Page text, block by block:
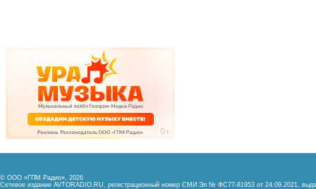
© ООО «ГПМ Радио», 2026
Сетевое издание AVTORADIO.RU, регистрационный номер СМИ Эл № ФС77-81953 от 24.09.2021,